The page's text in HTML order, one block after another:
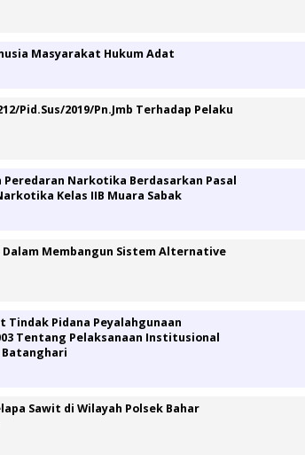
Masyarakat Hukum Adat
Pid.Sus/2019/Pn.Jmb Terhadap Pelaku
Peredaran Narkotika Berdasarkan Pasal
Kelas IIB Muara Sabak
Membangun Sistem Alternative
Tindak Pidana Peyalahgunaan
Tentang Pelaksanaan Institusional
Batanghari
Sawit di Wilayah Polsek Bahar